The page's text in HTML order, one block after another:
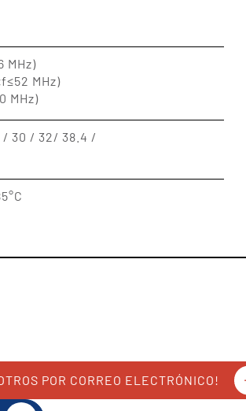
MHz)
MHz)
MHz)
30 / 32/ 38.4 /
POR CORREO ELECTRÓNICO!